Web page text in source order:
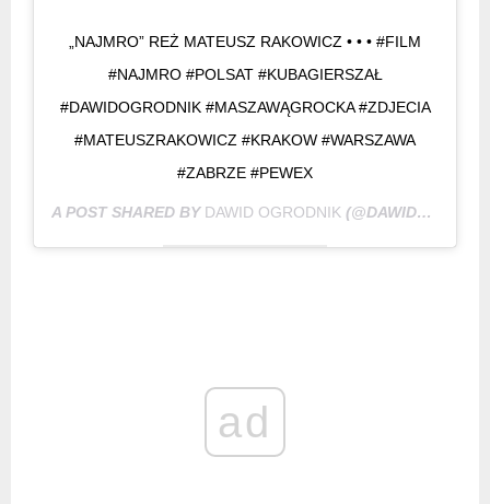
„NAJMRO” REŻ MATEUSZ RAKOWICZ • • • #FILM
#NAJMRO #POLSAT #KUBAGIERSZAŁ
#DAWIDOGRODNIK #MASZAWĄGROCKA #ZDJECIA
#MATEUSZRAKOWICZ #KRAKOW #WARSZAWA
#ZABRZE #PEWEX
A POST SHARED BY DAWID OGRODNIK (@DAWIDOGRODNIKOFFICIAL) ON
ad